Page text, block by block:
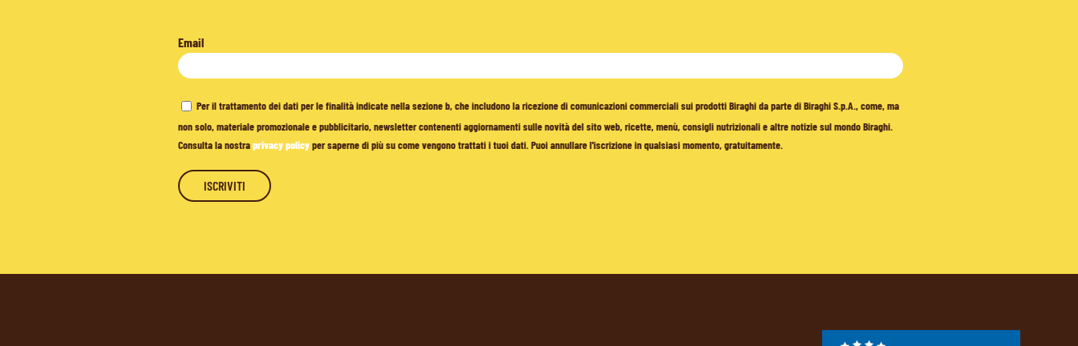
Email
Per il trattamento dei dati per le finalità indicate nella sezione b, che includono la ricezione di comunicazioni commerciali sui prodotti Biraghi da parte di Biraghi S.p.A., come, ma
non solo, materiale promozionale e pubblicitario, newsletter contenenti aggiornamenti sulle novità del sito web, ricette, menù, consigli nutrizionali e altre notizie sul mondo Biraghi.
Consulta la nostraprivacy policyper saperne di più su come vengono trattati i tuoi dati. Puoi annullare l'iscrizione in qualsiasi momento, gratuitamente.